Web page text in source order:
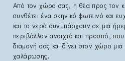
Από τον χώρο σας, η θέα προς τον
συνθέτει ένα σκηνικό φωτεινό και
και το νερό συνυπάρχουν σε μια
περιβάλλον ανοιχτό και προσιτό, που
διαμονή σας και δίνει στον χώρο
χαλάρωσης.